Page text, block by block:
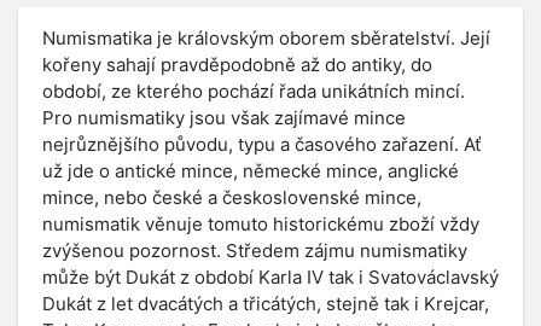
Numismatika je královským oborem sběratelství. Její
kořeny sahají pravděpodobně až do antiky, do
období, ze kterého pochází řada unikátních mincí.
Pro numismatiky jsou však zajímavé mince
nejrůznějšího původu, typu a časového zařazení. Ať
už jde o antické mince, německé mince, anglické
mince, nebo české a československé mince,
numismatik věnuje tomuto historickému zboží vždy
zvýšenou pozornost. Středem zájmu numismatiky
může být Dukát z období Karla IV tak i Svatováclavský
Dukát z let dvacátých a třicátých, stejně tak i Krejcar,